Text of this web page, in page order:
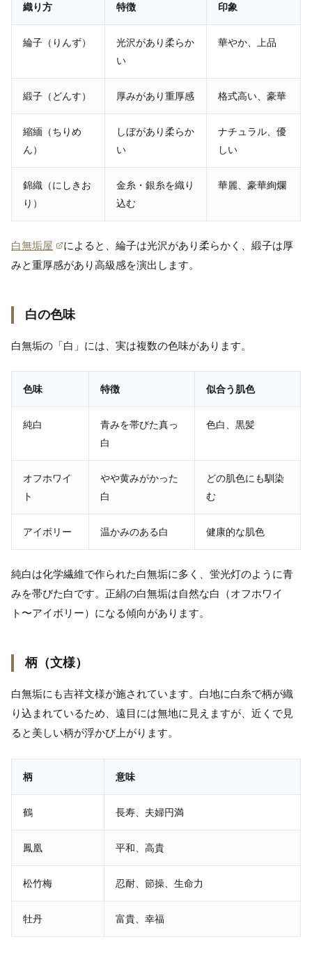
織り方 特徴 印象
綸子（りんず）
光沢があり柔らか
い
華やか、上品
緞子（どんす） 厚みがあり重厚感 格式高い、豪華
縮緬（ちりめ
ん）
しぼがあり柔らか
い
ナチュラル、優
しい
錦織（にしきお
り）
金糸・銀糸を織り
込む
華麗、豪華絢爛
白無垢屋
によると、綸子は光沢があり柔らかく、緞子は厚
みと重厚感があり高級感を演出します。
白の色味
白無垢の「白」には、実は複数の色味があります。
色味 特徴 似合う肌色
純白
青みを帯びた真っ
白
色白、黒髪
オフホワイ
ト
やや黄みがかった
白
どの肌色にも馴染
む
アイボリー 温かみのある白 健康的な肌色
純白は化学繊維で作られた白無垢に多く、蛍光灯のように青
みを帯びた白です。正絹の白無垢は自然な白（オフホワイ
ト〜アイボリー）になる傾向があります。
柄（文様）
白無垢にも吉祥文様が施されています。白地に白糸で柄が織
り込まれているため、遠目には無地に見えますが、近くで見
ると美しい柄が浮かび上がります。
柄 意味
鶴 長寿、夫婦円満
鳳凰 平和、高貴
松竹梅 忍耐、節操、生命力
牡丹 富貴、幸福